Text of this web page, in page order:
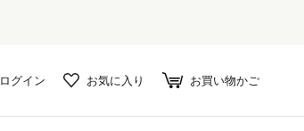
ログイン お気に入り お買い物かご